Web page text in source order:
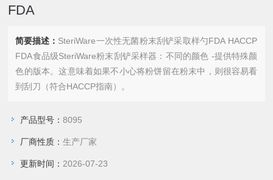
FDA
简要描述： SteriWare一次性无菌粉末刮铲采取样勺FDA HACCP
FDA食品级SteriWare粉末刮铲采样器：不同的颜色 -提供特殊颜
色的版本。这意味着如果不小心将粉饼留在粉末中，则很容易看
到刮刀（符合HACCP指南）。
产品型号：8095
厂商性质：生产厂家
更新时间： 2026-07-23